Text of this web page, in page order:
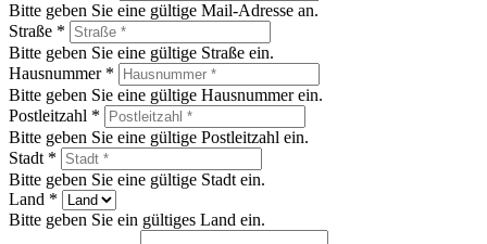
Bitte geben Sie eine gültige Mail-Adresse an.
Straße *
Bitte geben Sie eine gültige Straße ein.
Hausnummer *
Bitte geben Sie eine gültige Hausnummer ein.
Postleitzahl *
Bitte geben Sie eine gültige Postleitzahl ein.
Stadt *
Bitte geben Sie eine gültige Stadt ein.
Land *
Bitte geben Sie ein gültiges Land ein.